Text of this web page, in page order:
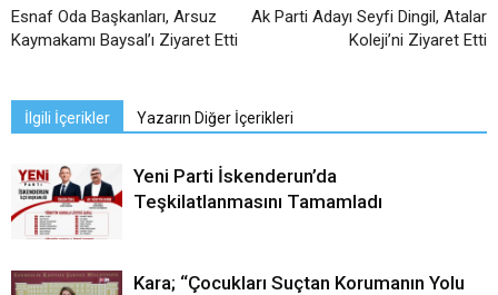
Esnaf Oda Başkanları, Arsuz
Kaymakamı Baysal’ı Ziyaret Etti
Ak Parti Adayı Seyfi Dingil, Atalar
Koleji’ni Ziyaret Etti
İlgili İçerikler Yazarın Diğer İçerikleri
Yeni Parti İskenderun’da
Teşkilatlanmasını Tamamladı
Kara; “Çocukları Suçtan Korumanın Yolu